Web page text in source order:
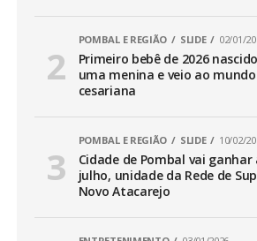
POMBAL E REGIÃO SLIDE 02/01/
Primeiro bebê de 2026
uma menina e veio ao
cesariana
POMBAL E REGIÃO SLIDE 10/02/
Cidade de Pombal vai
julho, unidade da Rede de
Novo Atacarejo